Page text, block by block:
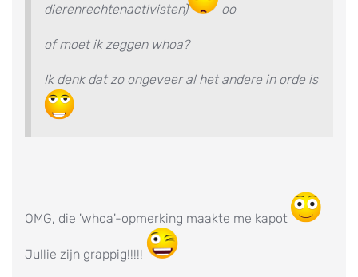
dierenrechtenactivisten) oo
of moet ik zeggen whoa?
Ik denk dat zo ongeveer al het andere in orde is
OMG, die 'whoa'-opmerking maakte me kapot
Jullie zijn grappig!!!!!